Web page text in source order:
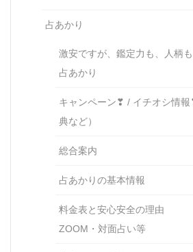
占あかり
激安ですが、鑑定力も、人柄
占あかり
キャンペーン❣ / イチオシ情
典など）
総合案内
占あかりの基本情報
料金表と安心安全の理
ZOOM・対面占い等